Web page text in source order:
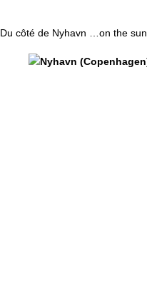
Du côté de Nyhavn …on the